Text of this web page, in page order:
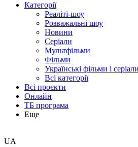
Категорії
Реаліті-шоу
Розважальні шоу
Новини
Серіали
Мультфільми
Фільми
Українські фільми і серіали
Всі категорії
Всі проєкти
Онлайн
ТБ програма
Еще
UA